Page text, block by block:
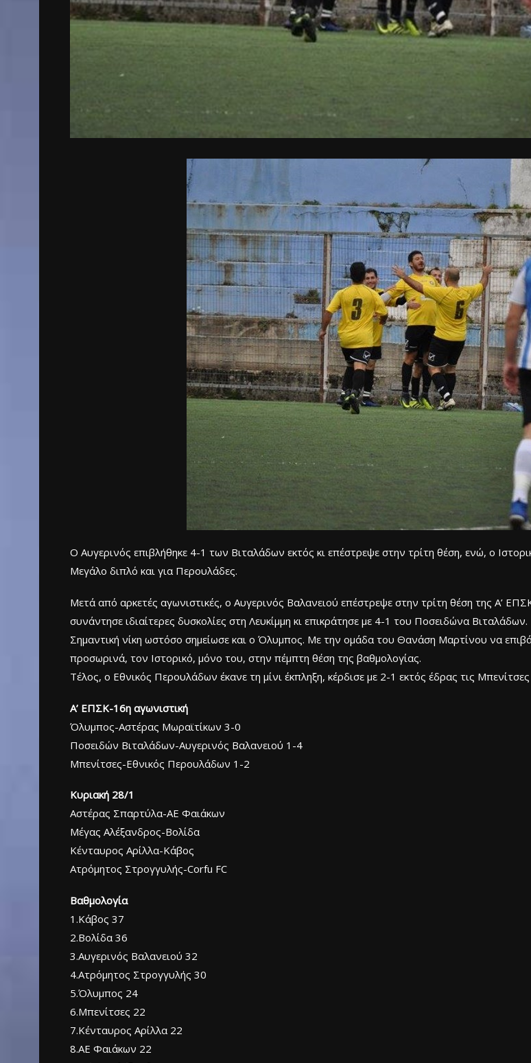
Ο Αυγερινός επιβλήθηκε 4-1 των Βιταλάδων εκτός κι επέστρεψε στην τρίτη θέση, ενώ, ο
Μεγάλο διπλό και για Περουλάδες.
Μετά από αρκετές αγωνιστικές, ο Αυγερινός Βαλανειού επέστρεψε στην τρίτη θέση της Α’
συνάντησε ιδιαίτερες δυσκολίες στη Λευκίμμη κι επικράτησε με 4-1 του Ποσειδώνα Βιταλάδων.
Σημαντική νίκη ωστόσο σημείωσε και ο Όλυμπος. Με την ομάδα του Θανάση Μαρτίνου να
προσωρινά, τον Ιστορικό, μόνο του, στην πέμπτη θέση της βαθμολογίας.
Τέλος, ο Εθνικός Περουλάδων έκανε τη μίνι έκπληξη, κέρδισε με 2-1 εκτός έδρας τις
Α’ ΕΠΣΚ-16η αγωνιστική
Όλυμπος-Αστέρας Μωραϊτίκων 3-0
Ποσειδών Βιταλάδων-Αυγερινός Βαλανειού 1-4
Μπενίτσες-Εθνικός Περουλάδων 1-2
Κυριακή 28/1
Αστέρας Σπαρτύλα-ΑΕ Φαιάκων
Μέγας Αλέξανδρος-Βολίδα
Κένταυρος Αρίλλα-Κάβος
Ατρόμητος Στρογγυλής-Corfu FC
Βαθμολογία
1.Κάβος 37
2.Βολίδα 36
3.Αυγερινός Βαλανειού 32
4.Ατρόμητος Στρογγυλής 30
5.Όλυμπος 24
6.Μπενίτσες 22
7.Κένταυρος Αρίλλα 22
8.ΑΕ Φαιάκων 22